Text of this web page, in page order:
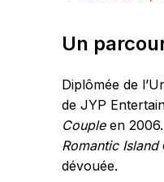
Un
Diplômée de
de JYP
Coupleen 2006.
Romantic Island
dévouée.